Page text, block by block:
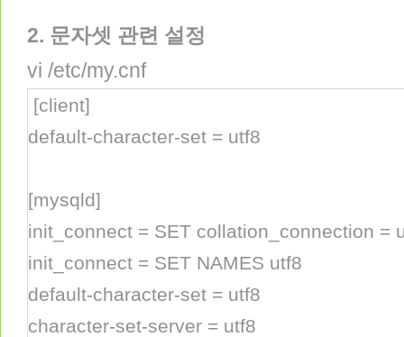
2. 문자셋 관련 설정
vi /etc/my.cnf
[client]
default-character-set = utf8
[mysqld]
init_connect = SET collation_connection =
init_connect = SET NAMES utf8
default-character-set = utf8
character-set-server = utf8